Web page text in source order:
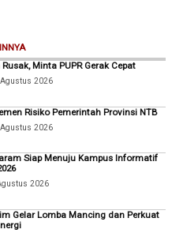
Minta PUPR Gerak Cepat
2026
Risiko Pemerintah Provinsi NTB
2026
Siap Menuju Kampus Informatif
2026
Gelar Lomba Mancing dan Perkuat